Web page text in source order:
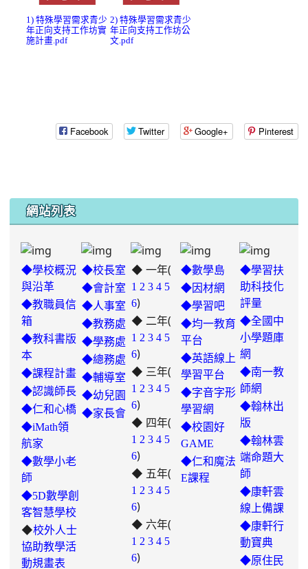
1) 特殊學習需求青少
年正向支持工作坊實
施計畫.pdf
2) 特殊學習需求青少
年正向支持工作坊公
文.pdf
Facebook Twitter Google+ Pinterest
網站列表
◆學校概況
與沿革
◆教職員信
箱
◆教科書版
本
◆課程計畫
◆認識師長
◆仁和心橋
◆iMath領
航家
◆數學小老
師
◆5D數學創
客智慧學校
◆校外人士
協助教學活
動規畫表
◆校長室
◆會計室
◆人事室
◆教務處
◆學務處
◆總務處
◆輔導室
◆幼兒園
◆家長會
◆ 一年(
1 2 3 4 5
6)
◆ 二年(
1 2 3 4 5
6)
◆ 三年(
1 2 link
https://padlet.com/hui22026/302-
hwbav1x2c8b5ge0y
3 4 5
6)
◆ 四年(
1 2 3 4 5
6)
◆ 五年(
1 2 3 4 link
https://padlet.com/chungling29/
7ddh1o7gcaf2lqtb
5
6)
◆ 六年(
1 2 3 4 5
6)
◆數學島
◆因材網
◆學習吧
◆均一教育
平台
◆英語線上
學習平台
◆字音字形
學習網
◆校園好
GAME
◆仁和魔法
E課程
◆學習扶
助科技化
評量
◆全國中
小學題庫
網
◆南一教
師網
◆翰林出
版
◆翰林雲
端命題大
師
◆康軒雲
線上備課
◆康軒行
動寶典
◆原住民